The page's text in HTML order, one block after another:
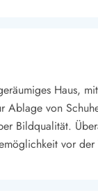
Haus,
Ablage von
Bildqualität.
vor